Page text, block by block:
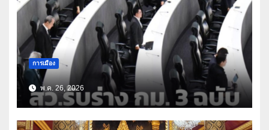
การเมือง
พ.ค. 26, 2026